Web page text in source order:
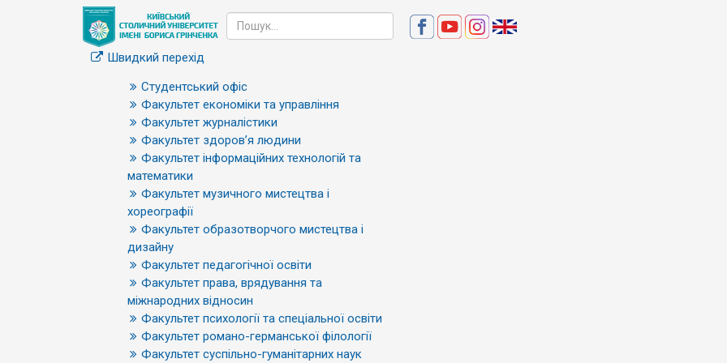
Швидкий перехід
Студентський офіс
Факультет економіки та управління
Факультет журналістики
Факультет здоров’я людини
Факультет інформаційних технологій та
математики
Факультет музичного мистецтва і
хореографії
Факультет образотворчого мистецтва і
дизайну
Факультет педагогічної освіти
Факультет права, врядування та
міжнародних відносин
Факультет психології та спеціальної освіти
Факультет романо-германської філології
Факультет суспільно-гуманітарних наук